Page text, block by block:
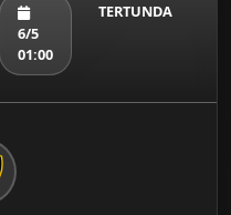
6/5
01:00
TERTUNDA